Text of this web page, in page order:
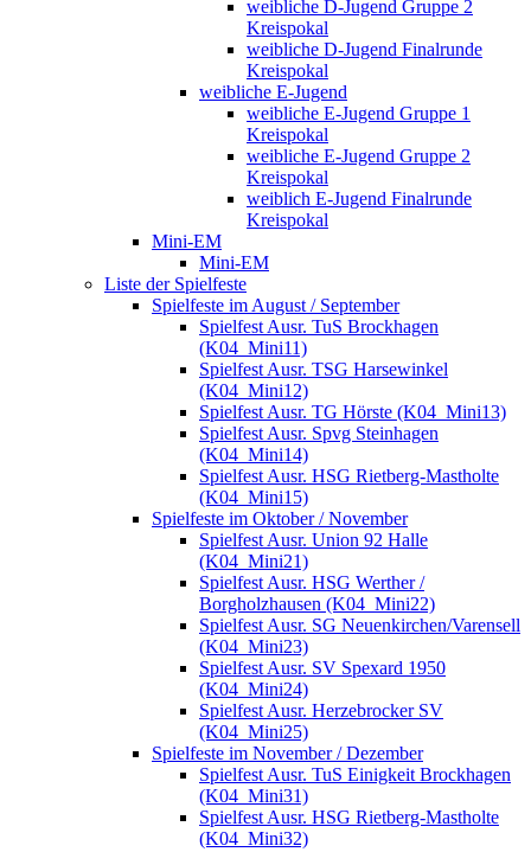
weibliche D-Jugend Gruppe 2
Kreispokal
weibliche D-Jugend Finalrunde
Kreispokal
weibliche E-Jugend
weibliche E-Jugend Gruppe 1
Kreispokal
weibliche E-Jugend Gruppe 2
Kreispokal
weiblich E-Jugend Finalrunde
Kreispokal
Mini-EM
Mini-EM
Liste der Spielfeste
Spielfeste im August / September
Spielfest Ausr. TuS Brockhagen
(K04_Mini11)
Spielfest Ausr. TSG Harsewinkel
(K04_Mini12)
Spielfest Ausr. TG Hörste (K04_Mini13)
Spielfest Ausr. Spvg Steinhagen
(K04_Mini14)
Spielfest Ausr. HSG Rietberg-Mastholte
(K04_Mini15)
Spielfeste im Oktober / November
Spielfest Ausr. Union 92 Halle
(K04_Mini21)
Spielfest Ausr. HSG Werther /
Borgholzhausen (K04_Mini22)
Spielfest Ausr. SG Neuenkirchen/Varensell
(K04_Mini23)
Spielfest Ausr. SV Spexard 1950
(K04_Mini24)
Spielfest Ausr. Herzebrocker SV
(K04_Mini25)
Spielfeste im November / Dezember
Spielfest Ausr. TuS Einigkeit Brockhagen
(K04_Mini31)
Spielfest Ausr. HSG Rietberg-Mastholte
(K04_Mini32)